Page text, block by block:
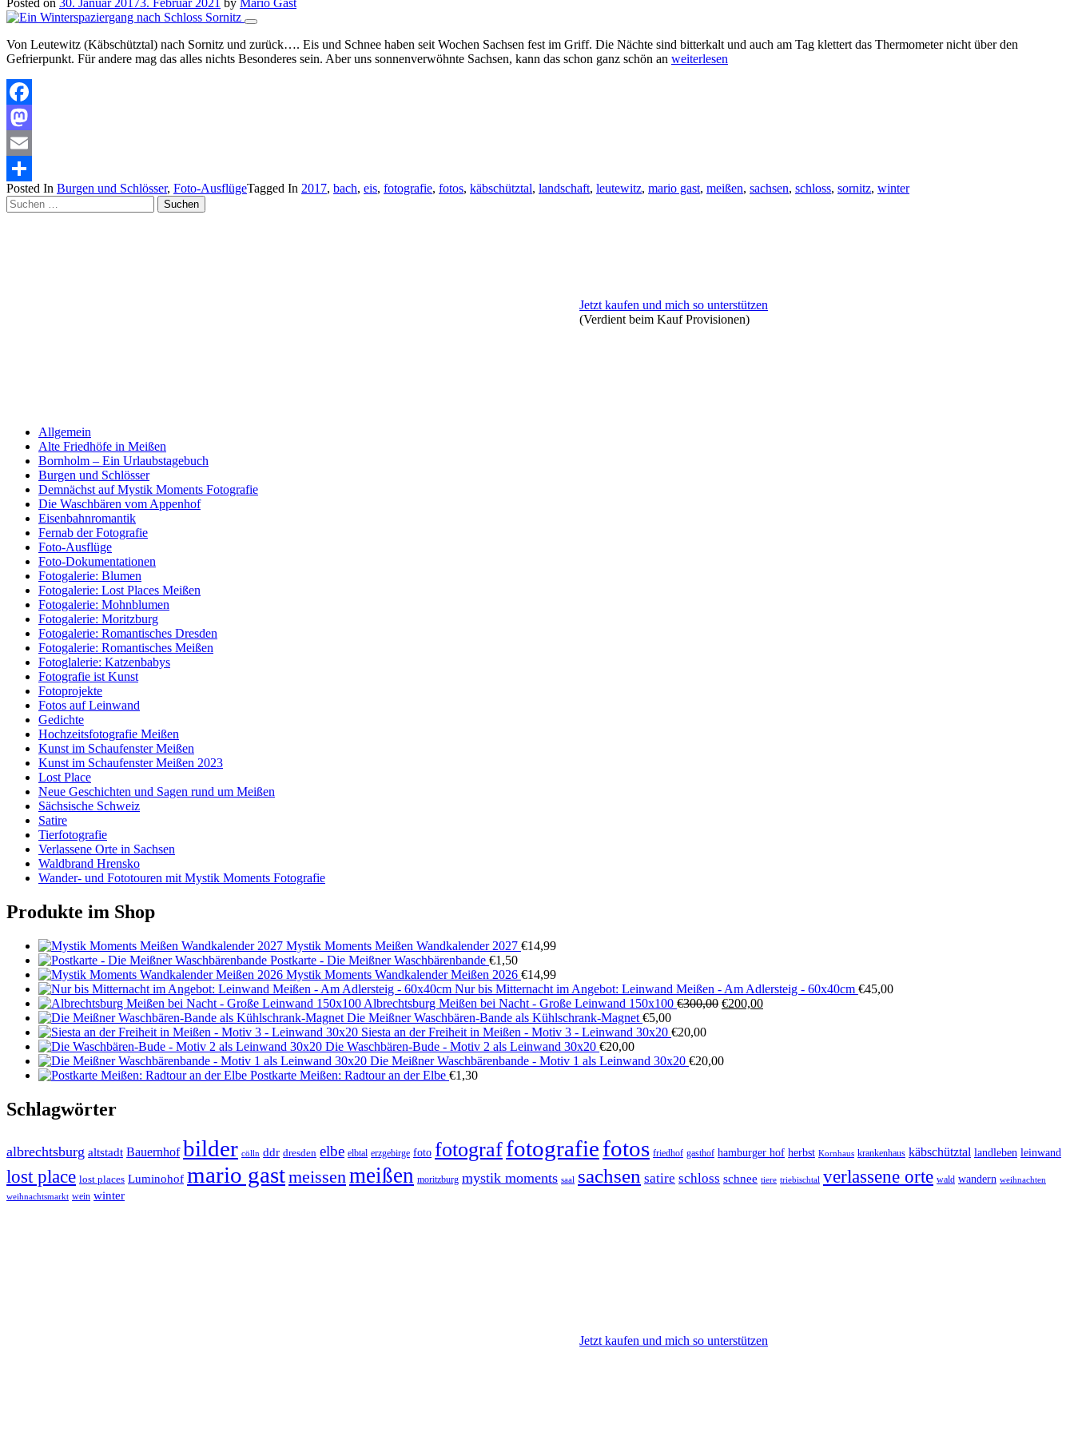
Von Leutewitz (Käbschütztal) nach Sornitz und zurück…. Eis und Schnee haben seit Wochen Sachsen fest im Griff. Die Nächte sind bitterkalt und auch am Tag klettert das Thermometer nicht über den
Gefrierpunkt. Für andere mag das alles nichts Besonderes sein. Aber uns sonnenverwöhnte Sachsen, kann das schon ganz schön an weiterlesen
Facebook
Mastodon
Email
Teilen
Posted In Burgen und Schlösser, Foto-AusflügeTagged In 2017, bach, eis, fotografie, fotos, käbschütztal, landschaft, leutewitz, mario gast, meißen, sachsen, schloss, sornitz, winter
Suchen
nach:
Jetzt kaufen und mich so unterstützen
(Verdient beim Kauf Provisionen)
Allgemein
Alte Friedhöfe in Meißen
Bornholm – Ein Urlaubstagebuch
Burgen und Schlösser
Demnächst auf Mystik Moments Fotografie
Die Waschbären vom Appenhof
Eisenbahnromantik
Fernab der Fotografie
Foto-Ausflüge
Foto-Dokumentationen
Fotogalerie: Blumen
Fotogalerie: Lost Places Meißen
Fotogalerie: Mohnblumen
Fotogalerie: Moritzburg
Fotogalerie: Romantisches Dresden
Fotogalerie: Romantisches Meißen
Fotoglalerie: Katzenbabys
Fotografie ist Kunst
Fotoprojekte
Fotos auf Leinwand
Gedichte
Hochzeitsfotografie Meißen
Kunst im Schaufenster Meißen
Kunst im Schaufenster Meißen 2023
Lost Place
Neue Geschichten und Sagen rund um Meißen
Sächsische Schweiz
Satire
Tierfotografie
Verlassene Orte in Sachsen
Waldbrand Hrensko
Wander- und Fototouren mit Mystik Moments Fotografie
Produkte im Shop
Mystik Moments Meißen Wandkalender 2027 €14,99
Postkarte - Die Meißner Waschbärenbande €1,50
Mystik Moments Wandkalender Meißen 2026 €14,99
Nur bis Mitternacht im Angebot: Leinwand Meißen - Am Adlersteig - 60x40cm €45,00
Albrechtsburg Meißen bei Nacht - Große Leinwand 150x100 €300,00 Ursprünglicher
€200,00Aktueller
Die Meißner Waschbären-Bande als Kühlschrank-Magnet €5,00
Siesta an der Freiheit in Meißen - Motiv 3 - Leinwand 30x20 €20,00
Die Waschbären-Bude - Motiv 2 als Leinwand 30x20 €20,00
Die Meißner Waschbärenbande - Motiv 1 als Leinwand 30x20 €20,00
Postkarte Meißen: Radtour an der Elbe €1,30
Schlagwörter
albrechtsburg altstadt Bauernhof bilder cölln ddr dresden elbe elbtal erzgebirge foto fotograffotografiefotos friedhof gasthof hamburger hof herbst Kornhaus krankenhaus käbschütztal landleben leinwand
lost place lost places Luminohof mario gastmeissenmeißen moritzburg mystik moments saal sachsen satire schloss schnee tiere triebischtal verlassene orte wald wandern weihnachten
weihnachtsmarkt wein winter
Jetzt kaufen und mich so unterstützen